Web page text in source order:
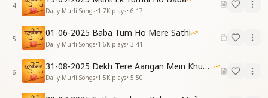
भरोसा है मुझे उस पर, वही रस्ता दिखाता है
मेरे मन में जो बैठे हैं, सभी संशय मिटाता है
सभी संशय मिटाता है
सभी संशय मिटाता है
I have complete faith in Him, He alone shows the
way.
He removes all the doubts sitting within my mind.
4
Daily Murli Songs•1.7K plays• 6:17
5
01-06-2025 Baba Tum Ho Mere Sathi
Daily Murli Songs•1.6K plays• 3:41
6
31-08-2025 Dekh Tere Aangan Mein Khud Bhagwan
Daily Murli Songs•1.5K plays• 5:50